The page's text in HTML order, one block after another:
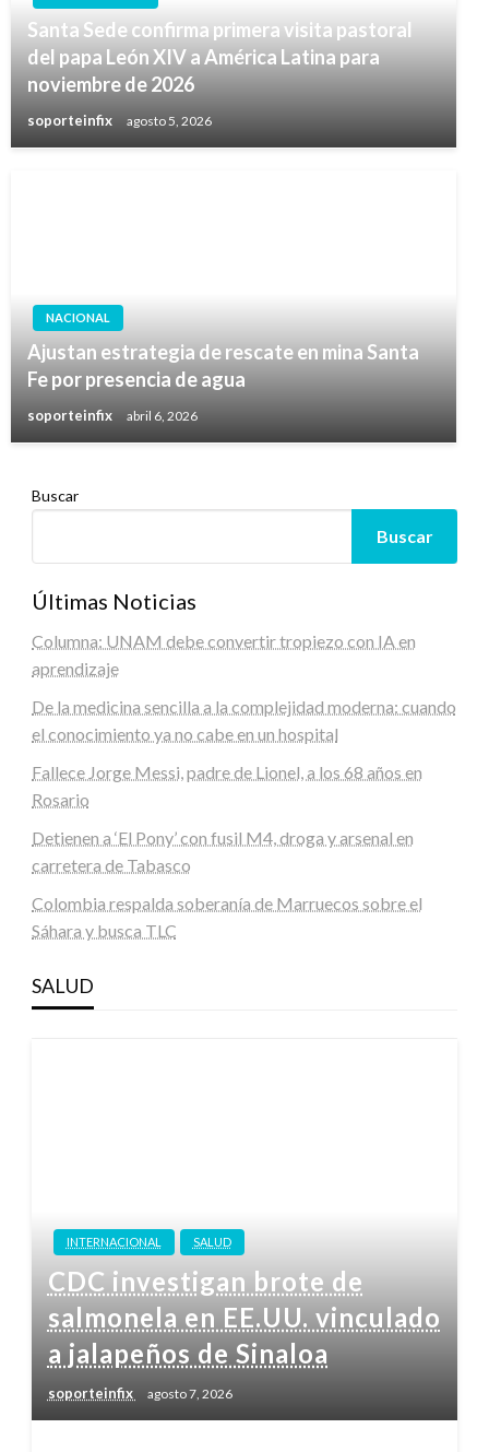
Santa Sede confirma primera visita pastoral
del papa León XIV a América Latina para
noviembre de 2026
soporteinfix agosto 5, 2026
NACIONAL
Ajustan estrategia de rescate en mina Santa
Fe por presencia de agua
soporteinfix abril 6, 2026
Buscar
Buscar
Últimas Noticias
Columna: UNAM debe convertir tropiezo con IA en
aprendizaje
De la medicina sencilla a la complejidad moderna: cuando
el conocimiento ya no cabe en un hospital
Fallece Jorge Messi, padre de Lionel, a los 68 años en
Rosario
Detienen a ‘El Pony’ con fusil M4, droga y arsenal en
carretera de Tabasco
Colombia respalda soberanía de Marruecos sobre el
Sáhara y busca TLC
SALUD
INTERNACIONAL SALUD
CDC investigan brote de
salmonela en EE.UU. vinculado
a jalapeños de Sinaloa
soporteinfix agosto 7, 2026